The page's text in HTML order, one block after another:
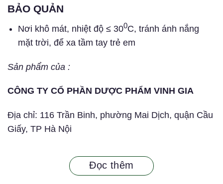
BẢO QUẢN
Nơi khô mát, nhiệt độ ≤ 300C, tránh ánh nắng
mặt trời, để xa tầm tay trẻ em
Sản phẩm của :
CÔNG TY CỔ PHẦN DƯỢC PHẨM VINH GIA
Địa chỉ: 116 Trần Binh, phường Mai Dịch, quận Cầu
Giấy, TP Hà Nội
Đọc thêm